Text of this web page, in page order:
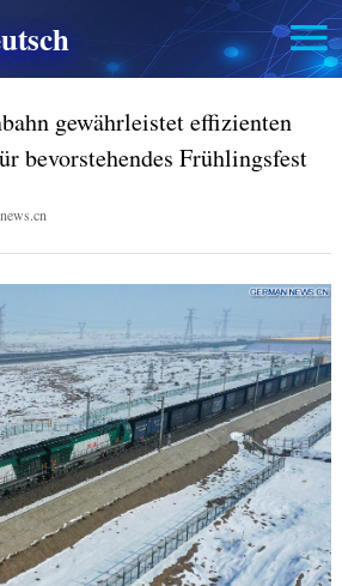
gewährleistet effizienten
bevorstehendes Frühlingsfest